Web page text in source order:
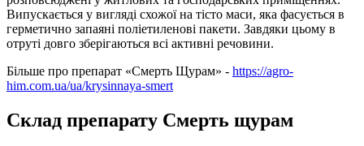
Випускається у вигляді схожої на тісто маси, яка фасується в
герметично запаяні поліетиленові пакети. Завдяки цьому в
отруті довго зберігаються всі активні речовини.
Більше про препарат «Смерть Щурам» - https://agro-
him.com.ua/ua/krysinnaya-smert
Склад препарату Смерть щурам